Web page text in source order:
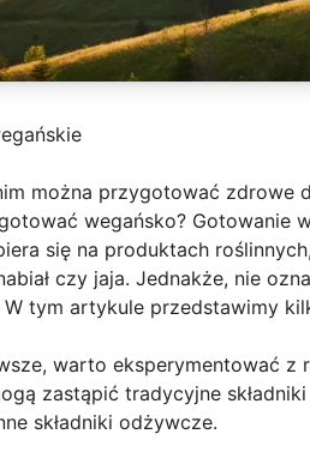
można przygotować zdrowe
wegańsko? Gotowanie
się na produktach
czy jaja. Jednakże, nie
tym artykule przedstawimy
warto eksperymentować z
zastąpić tradycyjne
składniki odżywcze.